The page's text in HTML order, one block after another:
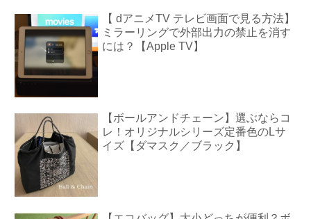
【 dアニメTV テレビ画面で見る方法】
ミラーリングで外部出力の禁止を消す
には？【Apple TV】
【ボールアンドチェーン】選ぶならコ
レ！オリジナルシリーズ定番色のLサ
イズ【ダマスク／ブラック】